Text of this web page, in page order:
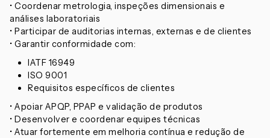
• Coordenar metrologia, inspeções dimensionais e
análises laboratoriais
• Participar de auditorias internas, externas e de clientes
• Garantir conformidade com:
IATF 16949
ISO 9001
Requisitos específicos de clientes
• Apoiar APQP, PPAP e validação de produtos
• Desenvolver e coordenar equipes técnicas
• Atuar fortemente em melhoria contínua e redução de